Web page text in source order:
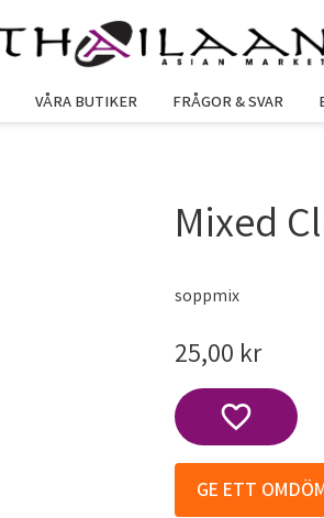
VÅRA BUTIKER FRÅGOR & SVAR
Mixed
soppmix
25,00 kr
Lägg till i
GE ETT